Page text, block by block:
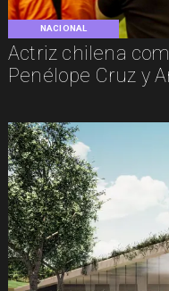
NACIONAL
Actriz chilena
Penélope Cruz y